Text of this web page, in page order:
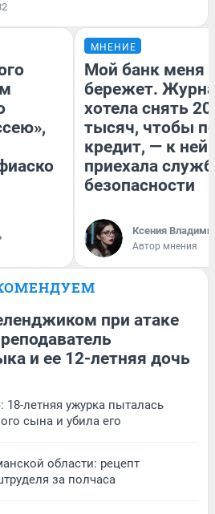
МНЕНИЕ
Мой банк меня
бережет.
хотела снять
тысяч, чтобы
кредит, — к
приехала
безопасности
Ксения
Автор мнения
при атаке
и ее 12-летняя дочь
18-летняя ужурка пыталась
сына и убила его
области: рецепт
за полчаса